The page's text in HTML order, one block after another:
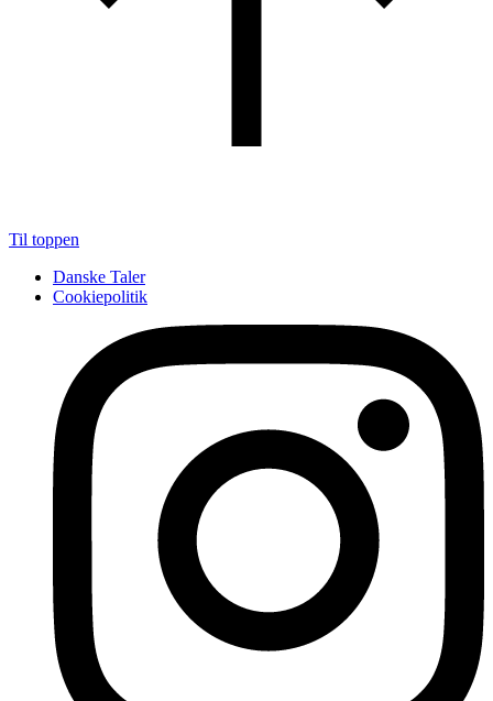
Til toppen
Danske Taler
Cookiepolitik